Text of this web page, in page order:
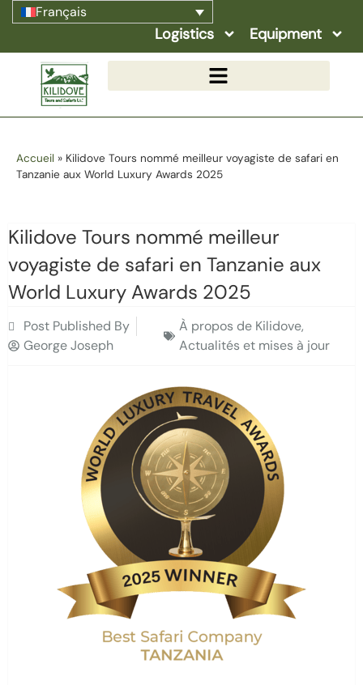
Français
Logistics Equipment
Accueil » Kilidove Tours nommé meilleur voyagiste de safari en
Tanzanie aux World Luxury Awards 2025
Kilidove Tours nommé meilleur
voyagiste de safari en Tanzanie aux
World Luxury Awards 2025
Post Published By
George Joseph
À propos de Kilidove,
Actualités et mises à jour